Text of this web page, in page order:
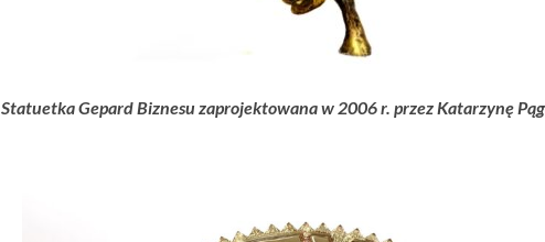
Statuetka Gepard Biznesu zaprojektowana w 2006 r. przez Katarzynę